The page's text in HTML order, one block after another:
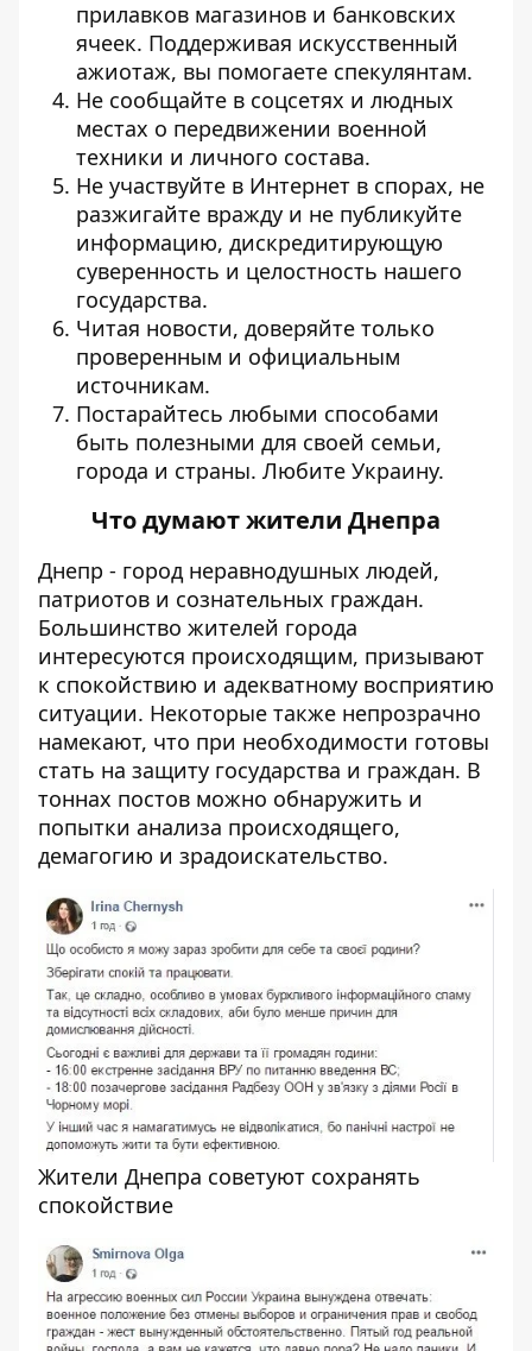
прилавков магазинов и банковских
ячеек. Поддерживая искусственный
ажиотаж, вы помогаете спекулянтам.
Не сообщайте в соцсетях и людных
местах о передвижении военной
техники и личного состава.
Не участвуйте в Интернет в спорах, не
разжигайте вражду и не публикуйте
информацию, дискредитирующую
суверенность и целостность нашего
государства.
Читая новости, доверяйте только
проверенным и официальным
источникам.
Постарайтесь любыми способами
быть полезными для своей семьи,
города и страны. Любите Украину.
Что думают жители Днепра
Днепр - город неравнодушных людей,
патриотов и сознательных граждан.
Большинство жителей города
интересуются происходящим, призывают
к спокойствию и адекватному восприятию
ситуации. Некоторые также непрозрачно
намекают, что при необходимости готовы
стать на защиту государства и граждан. В
тоннах постов можно обнаружить и
попытки анализа происходящего,
демагогию и зрадоискательство.
Жители Днепра советуют сохранять
спокойствие